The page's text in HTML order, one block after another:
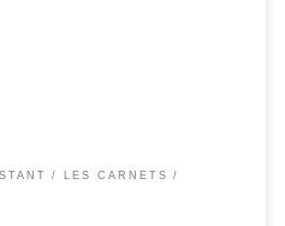
LES CARNETS